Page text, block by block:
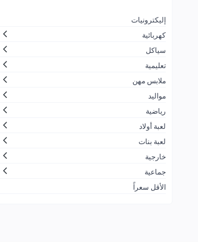
جزيرة المرح
الاسرار الجميلة بلايستيشن والعاب
اطفال
ضحكة لالعاب الأطفال
شركة مرن بلس التجارية
زمن الألعاب
شركة العاب السفير للتجارة
ألعاب القحطاني
شركة لعبتي الحديثة للألعاب
محترف العاب الكمبيوتر للتجارة
إليكترونيات
كهربائية
سياكل
تعليمية
ملابس مهن
مواليد
رياضية
لعبة أولاد
لعبة بنات
خارجية
جماعية
الأقل سعراً